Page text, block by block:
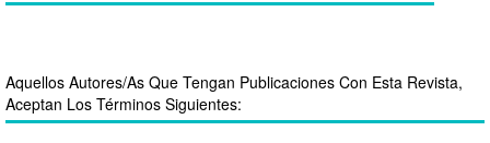
Aquellos Autores/as Que Tengan Publicaciones Con Esta Revista,
Aceptan Los Términos Siguientes: